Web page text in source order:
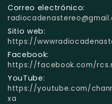
Correo electrónico:
Sitio web:
https://
Facebook:
https://facebook.com/
YouTube:
https://youtube.com/
xa